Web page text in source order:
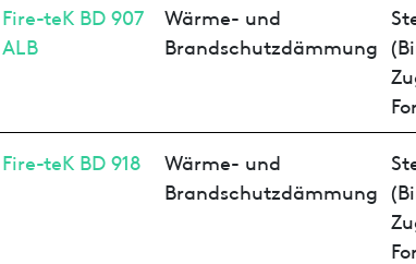
Fire-teK BD 907
ALB
Wärme- und
Brandschutzdämmung
Fire-teK BD 918
Wärme- und
Brandschutzdämmung